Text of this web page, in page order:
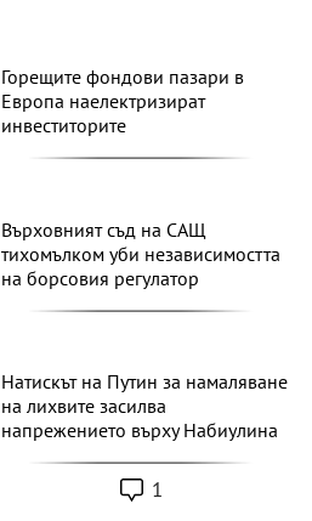
Горещите фондови пазари в
Европа наелектризират
инвеститорите
Върховният съд на САЩ
тихомълком уби независимостта
на борсовия регулатор
Натискът на Путин за намаляване
на лихвите засилва
напрежението върху Набиулина
1